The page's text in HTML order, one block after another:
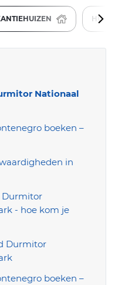
Nationaal
boeken –
in
Durmitor
- hoe kom je
Durmitor
boeken –